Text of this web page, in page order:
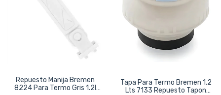
Repuesto Manija Bremen
8224 Para Termo Gris 1.2l
Tapa Para Termo Bremen 1.2
Lts 7133 Repuesto Tapon